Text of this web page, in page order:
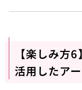
【楽しみ方
活用したア